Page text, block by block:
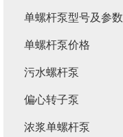
单螺杆泵型号及参数
单螺杆泵价格
污水螺杆泵
偏心转子泵
浓浆单螺杆泵